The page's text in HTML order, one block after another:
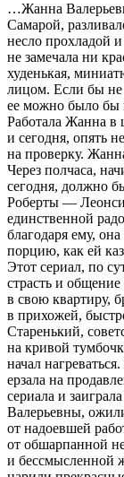
…Жанна
Самарой,
несло прохладой
не замечала ни
худенькая,
лицом. Если бы не
ее можно было бы
Работала Жанна в
и сегодня, опять
на проверку.
Через полчаса,
сегодня, должно
Роберты —
единственной
благодаря ему,
порцию, как ей
Этот сериал, по
страсть и
в свою квартиру,
в прихожей,
Старенький,
на кривой
начал
ерзала на
сериала и
Валерьевны,
от надоевшей
от обшарпанной
и бессмысленной